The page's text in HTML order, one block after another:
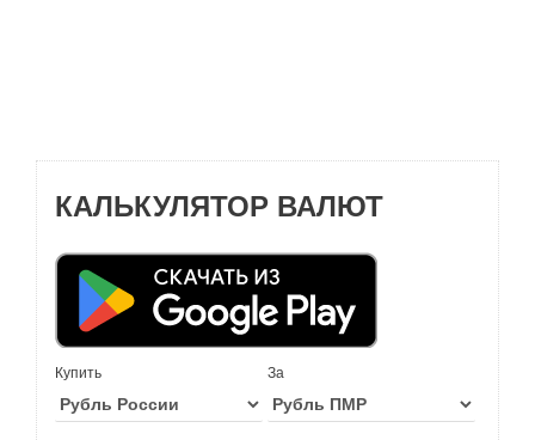
КАЛЬКУЛЯТОР ВАЛЮТ
Купить За